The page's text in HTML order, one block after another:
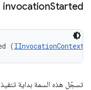
invocationStarted
(IInvocationContext
تسجّل هذه السمة بداية تنفيذ